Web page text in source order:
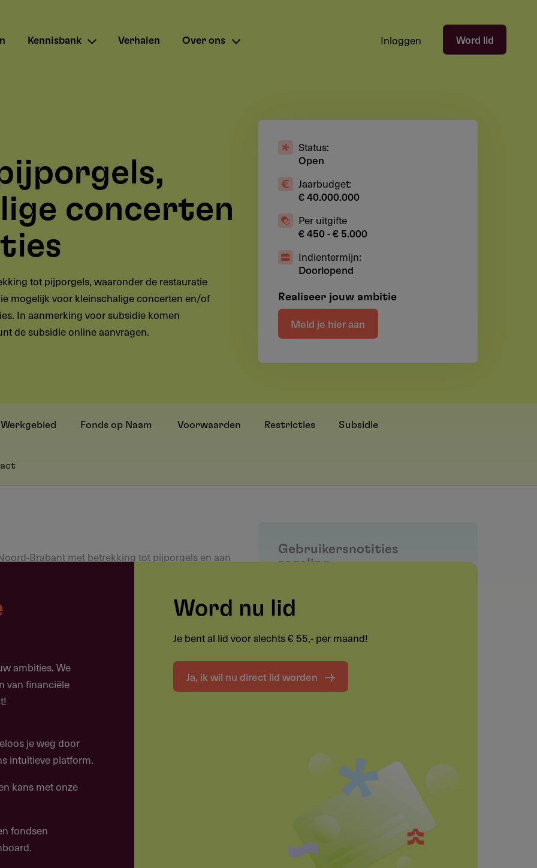
Kennisbank Verhalen Over ons
Hoofdnavigatie
gebruikersectie
Inloggen Word lid
concerten
tot pijporgels, waaronder de restauratie
mogelijk voor kleinschalige concerten en/of
In aanmerking voor subsidie komen
de subsidie online aanvragen.
Status:
Open
Jaarbudget:
€ 40.000.000
Per uitgifte
€ 450 - € 5.000
Indientermijn:
Doorlopend
Realiseer jouw ambitie
Meld je hier aan
Werkgebied Fonds op Naam Voorwaarden Restricties Subsidie
Brabant met betrekking tot pijporgels en aan
stichtingen en verenigingen.
Gebruikersnotities
regeling
regeling of verstrekker met de
Maak een notitie
Deel deze pagina
ambities. We
van financiële
je weg door
intuïtieve platform.
kans met onze
fondsen
Word nu lid
Je bent al lid voor slechts € 55,- per maand!
Ja, ik wil nu direct lid worden